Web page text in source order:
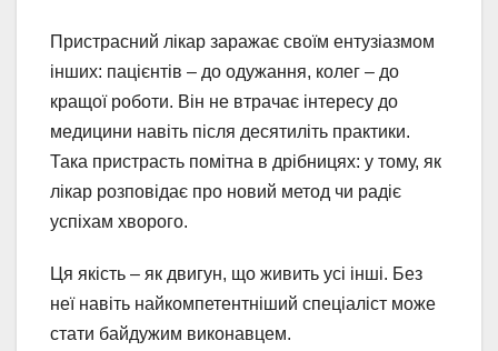
Пристрасний лікар заражає своїм ентузіазмом
інших: пацієнтів – до одужання, колег – до
кращої роботи. Він не втрачає інтересу до
медицини навіть після десятиліть практики.
Така пристрасть помітна в дрібницях: у тому, як
лікар розповідає про новий метод чи радіє
успіхам хворого.
Ця якість – як двигун, що живить усі інші. Без
неї навіть найкомпетентніший спеціаліст може
стати байдужим виконавцем.